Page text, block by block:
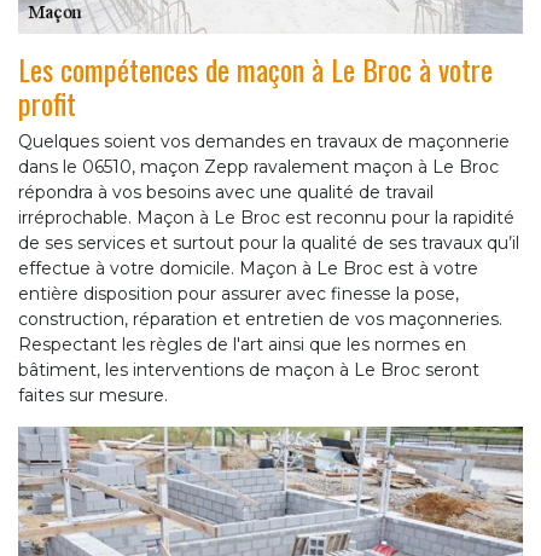
Les compétences de maçon à Le Broc à votre
profit
Quelques soient vos demandes en travaux de maçonnerie
dans le 06510, maçon Zepp ravalement maçon à Le Broc
répondra à vos besoins avec une qualité de travail
irréprochable. Maçon à Le Broc est reconnu pour la rapidité
de ses services et surtout pour la qualité de ses travaux qu’il
effectue à votre domicile. Maçon à Le Broc est à votre
entière disposition pour assurer avec finesse la pose,
construction, réparation et entretien de vos maçonneries.
Respectant les règles de l'art ainsi que les normes en
bâtiment, les interventions de maçon à Le Broc seront
faites sur mesure.